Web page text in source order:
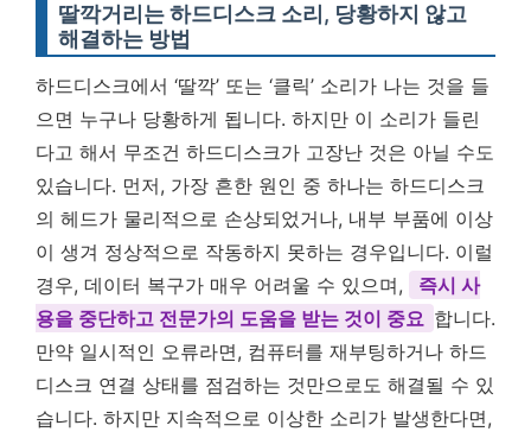
딸깍거리는 하드디스크 소리, 당황하지 않고
해결하는 방법
하드디스크에서 ‘딸깍’ 또는 ‘클릭’ 소리가 나는 것을 들
으면 누구나 당황하게 됩니다. 하지만 이 소리가 들린
다고 해서 무조건 하드디스크가 고장난 것은 아닐 수도
있습니다. 먼저, 가장 흔한 원인 중 하나는 하드디스크
의 헤드가 물리적으로 손상되었거나, 내부 부품에 이상
이 생겨 정상적으로 작동하지 못하는 경우입니다. 이럴
경우, 데이터 복구가 매우 어려울 수 있으며,
즉시 사
용을 중단하고 전문가의 도움을 받는 것이 중요 합니다.
만약 일시적인 오류라면, 컴퓨터를 재부팅하거나 하드
디스크 연결 상태를 점검하는 것만으로도 해결될 수 있
습니다. 하지만 지속적으로 이상한 소리가 발생한다면,